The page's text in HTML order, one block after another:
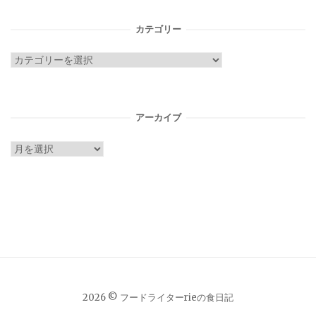
カテゴリー
カ
アーカイブ
ア
2026 © フードライターrieの食日記